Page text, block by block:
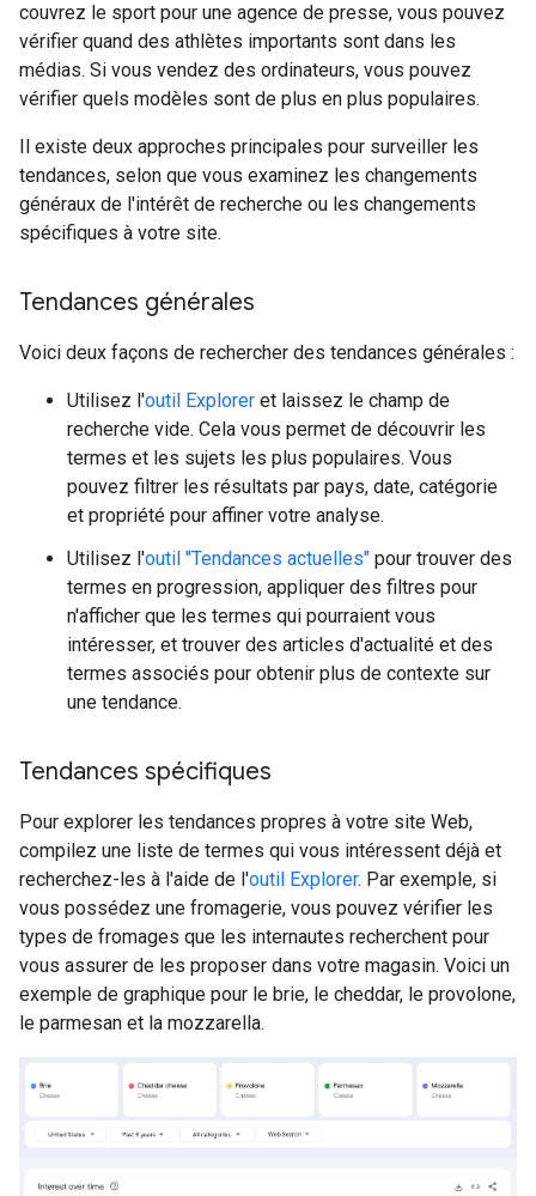
couvrez le sport pour une agence de presse, vous pouvez
vérifier quand des athlètes importants sont dans les
médias. Si vous vendez des ordinateurs, vous pouvez
vérifier quels modèles sont de plus en plus populaires.
Il existe deux approches principales pour surveiller les
tendances, selon que vous examinez les changements
généraux de l'intérêt de recherche ou les changements
spécifiques à votre site.
Tendances générales
Voici deux façons de rechercher des tendances générales :
Utilisez l'outil Explorer et laissez le champ de
recherche vide. Cela vous permet de découvrir les
termes et les sujets les plus populaires. Vous
pouvez filtrer les résultats par pays, date, catégorie
et propriété pour affiner votre analyse.
Utilisez l'outil "Tendances actuelles" pour trouver des
termes en progression, appliquer des filtres pour
n'afficher que les termes qui pourraient vous
intéresser, et trouver des articles d'actualité et des
termes associés pour obtenir plus de contexte sur
une tendance.
Tendances spécifiques
Pour explorer les tendances propres à votre site Web,
compilez une liste de termes qui vous intéressent déjà et
recherchez-les à l'aide de l'outil Explorer. Par exemple, si
vous possédez une fromagerie, vous pouvez vérifier les
types de fromages que les internautes recherchent pour
vous assurer de les proposer dans votre magasin. Voici un
exemple de graphique pour le brie, le cheddar, le provolone,
le parmesan et la mozzarella.